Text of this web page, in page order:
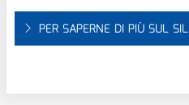
PER SAPERNE DI PIÙ SUL SIL